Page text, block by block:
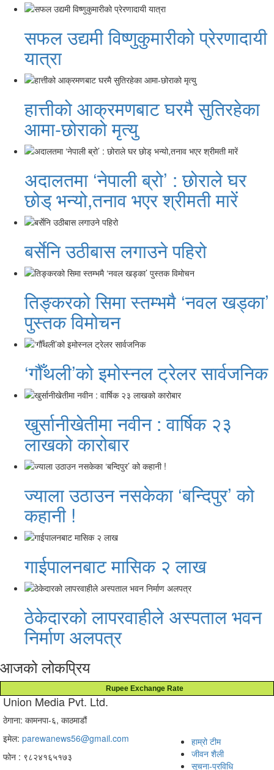
सफल उद्यमी विष्णुकुमारीको प्रेरणादायी
यात्रा
हात्तीको आक्रमणबाट घरमै सुतिरहेका
आमा-छोराको मृत्यु
अदालतमा ‘नेपाली ब्रो’ : छोराले घर
छोड् भन्यो,तनाव भएर श्रीमती मारें
बर्सेनि उठीबास लगाउने पहिरो
तिङ्करको सिमा स्तम्भमै ‘नवल खड्का’
पुस्तक विमोचन
‘गौँथली’को इमोस्नल ट्रेलर सार्वजनिक
खुर्सानीखेतीमा नवीन : वार्षिक २३
लाखको कारोबार
ज्याला उठाउन नसकेका ‘बन्दिपुर’ को
कहानी !
गाईपालनबाट मासिक २ लाख
ठेकेदारको लापरवाहीले अस्पताल भवन
निर्माण अलपत्र
आजको लोकप्रिय
Rupee Exchange Rate
Union Media Pvt. Ltd.
ठेगाना: कामनपा-६, काठमाडौं
इमेल: parewanews56@gmail.com
फोन : ९८२४१६५१७३
हाम्रो टीम
जीवन शैली
सूचना-प्रविधि